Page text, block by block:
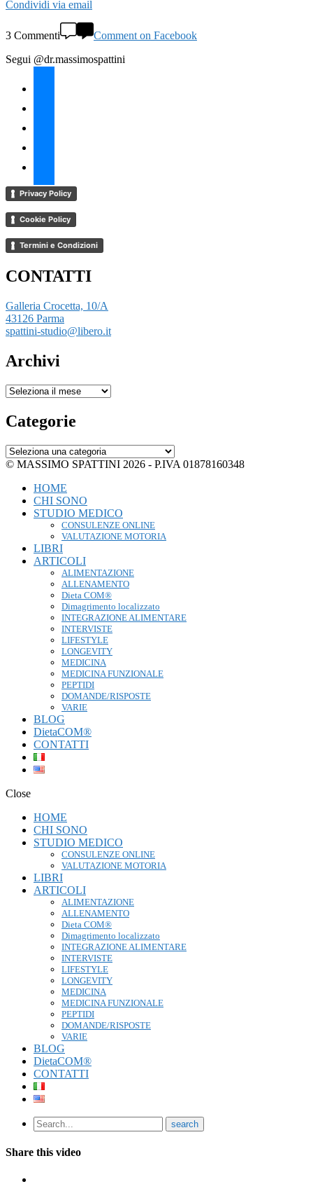
Condividi via email
3 Commenti
Comment on Facebook
Segui @dr.massimospattini
Privacy Policy
Cookie Policy
Termini e Condizioni
CONTATTI
Galleria Crocetta, 10/A
43126 Parma
spattini-studio@libero.it
Archivi
Archivi
Categorie
Categorie
© MASSIMO SPATTINI 2026 - P.IVA 01878160348
HOME
CHI SONO
STUDIO MEDICO
CONSULENZE ONLINE
VALUTAZIONE MOTORIA
LIBRI
ARTICOLI
ALIMENTAZIONE
ALLENAMENTO
Dieta COM®
Dimagrimento localizzato
INTEGRAZIONE ALIMENTARE
INTERVISTE
LIFESTYLE
LONGEVITY
MEDICINA
MEDICINA FUNZIONALE
PEPTIDI
DOMANDE/RISPOSTE
VARIE
BLOG
DietaCOM®
CONTATTI
Close
HOME
CHI SONO
STUDIO MEDICO
CONSULENZE ONLINE
VALUTAZIONE MOTORIA
LIBRI
ARTICOLI
ALIMENTAZIONE
ALLENAMENTO
Dieta COM®
Dimagrimento localizzato
INTEGRAZIONE ALIMENTARE
INTERVISTE
LIFESTYLE
LONGEVITY
MEDICINA
MEDICINA FUNZIONALE
PEPTIDI
DOMANDE/RISPOSTE
VARIE
BLOG
DietaCOM®
CONTATTI
Share this video